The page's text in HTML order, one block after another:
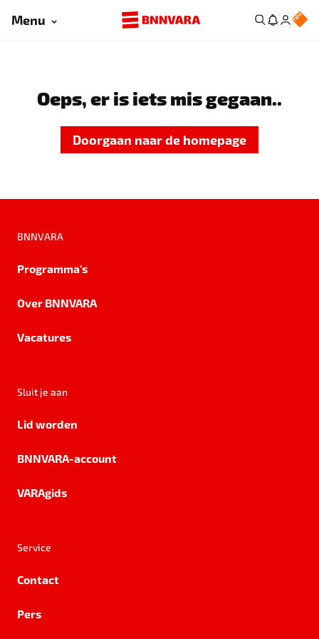
Menu
Oeps, er is iets mis gegaan..
Doorgaan naar de homepage
BNNVARA
Programma's
Over BNNVARA
Vacatures
Sluit je aan
Lid worden
BNNVARA-account
VARAgids
Service
Contact
Pers